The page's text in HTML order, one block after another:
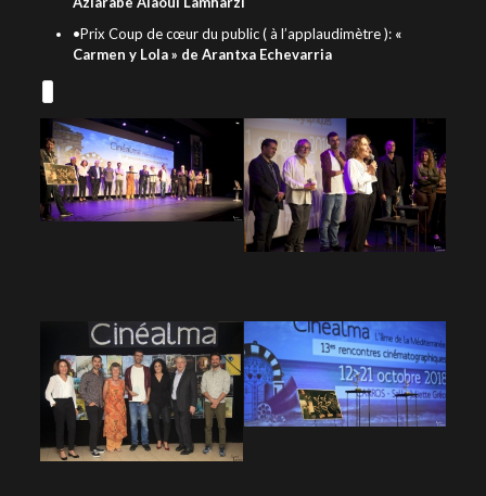
•Prix Coup de cœur du public ( à l’applaudimètre ): «
Carmen y Lola » de Arantxa Echevarria